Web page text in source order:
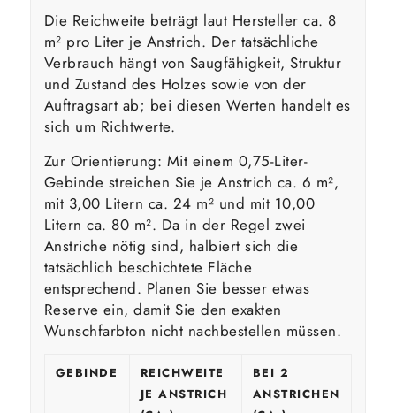
Die Reichweite beträgt laut Hersteller ca. 8
m² pro Liter je Anstrich. Der tatsächliche
Verbrauch hängt von Saugfähigkeit, Struktur
und Zustand des Holzes sowie von der
Auftragsart ab; bei diesen Werten handelt es
sich um Richtwerte.
Zur Orientierung: Mit einem 0,75-Liter-
Gebinde streichen Sie je Anstrich ca. 6 m²,
mit 3,00 Litern ca. 24 m² und mit 10,00
Litern ca. 80 m². Da in der Regel zwei
Anstriche nötig sind, halbiert sich die
tatsächlich beschichtete Fläche
entsprechend. Planen Sie besser etwas
Reserve ein, damit Sie den exakten
Wunschfarbton nicht nachbestellen müssen.
GEBINDE
REICHWEITE
JE ANSTRICH
BEI 2
ANSTRICHEN